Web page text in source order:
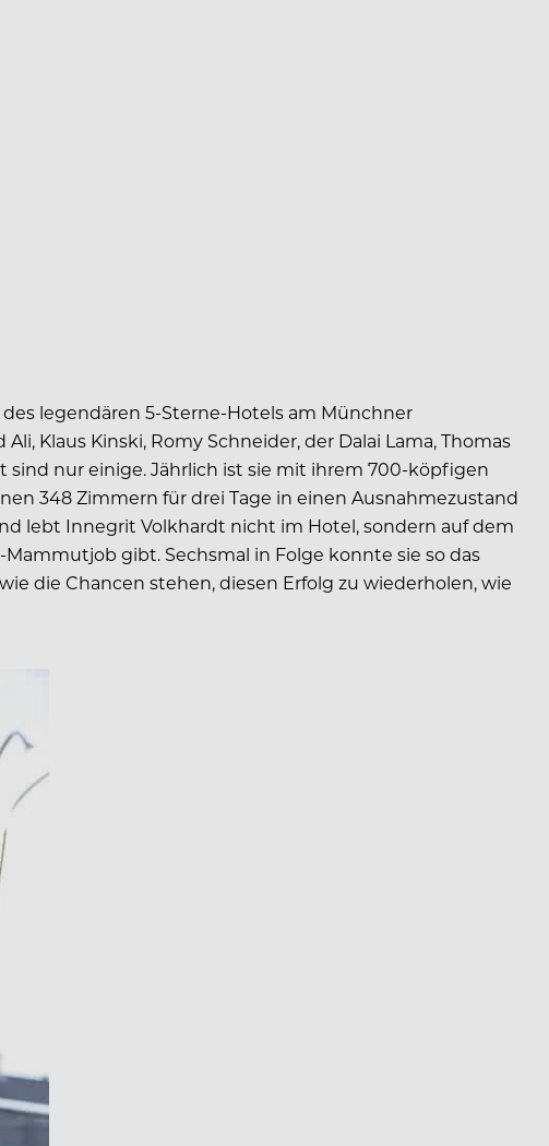
legendä­ren 5-Sterne-Hotels am Münchner
Klaus Kinski, Romy Schneider, der Dalai Lama, Thomas
sind nur einige. Jährlich ist sie mit ihrem 700-köpfigen
348 Zimmern für drei Tage in einen Ausnahmezustand
lebt Innegrit Volkhardt nicht im Hotel, sondern auf dem
gibt. Sechsmal in Folge konnte sie so das
die Chancen stehen, diesen Erfolg zu wiederholen, wie